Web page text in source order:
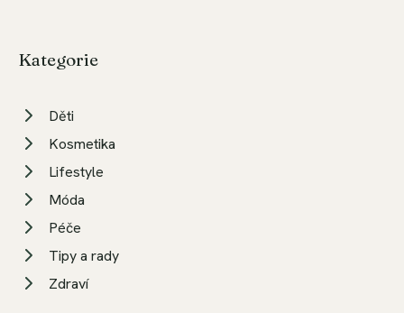
Kategorie
Děti
Kosmetika
Lifestyle
Móda
Péče
Tipy a rady
Zdraví